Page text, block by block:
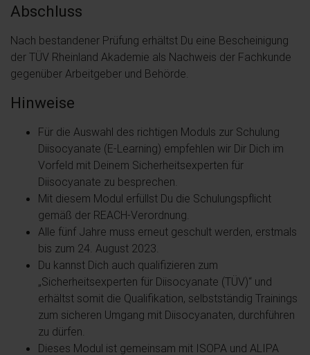
Abschluss
Nach bestandener Prüfung erhältst Du eine Bescheinigung
der TÜV Rheinland Akademie als Nachweis der Fachkunde
gegenüber Arbeitgeber und Behörde.
Hinweise
Für die Auswahl des richtigen Moduls zur Schulung
Diisocyanate (E-Learning) empfehlen wir Dir Dich im
Vorfeld mit Deinem Sicherheitsexperten für
Diisocyanate zu besprechen.
Mit diesem Modul erfüllst Du die Schulungspflicht
gemäß der REACH-Verordnung.
Alle fünf Jahre muss erneut geschult werden, erstmals
bis zum 24. August 2023.
Du kannst Dich auch qualifizieren zum
„Sicherheitsexperten für Diisocyanate (TÜV)“ und
erhältst somit die Qualifikation, selbstständig Trainings
zum sicheren Umgang mit Diisocyanaten, durchführen
zu dürfen.
Dieses Modul ist gemeinsam mit ISOPA und ALIPA